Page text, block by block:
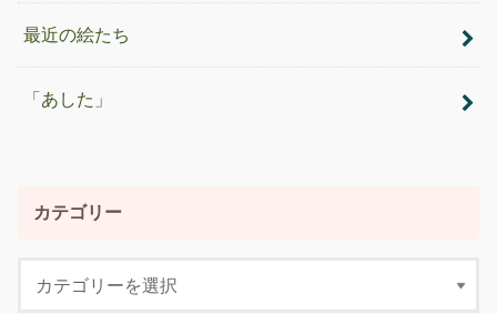
最近の絵たち
「あした」
カテゴリー